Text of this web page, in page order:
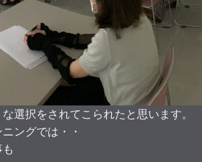
選択をされてこられたと思います。
ングでは・・